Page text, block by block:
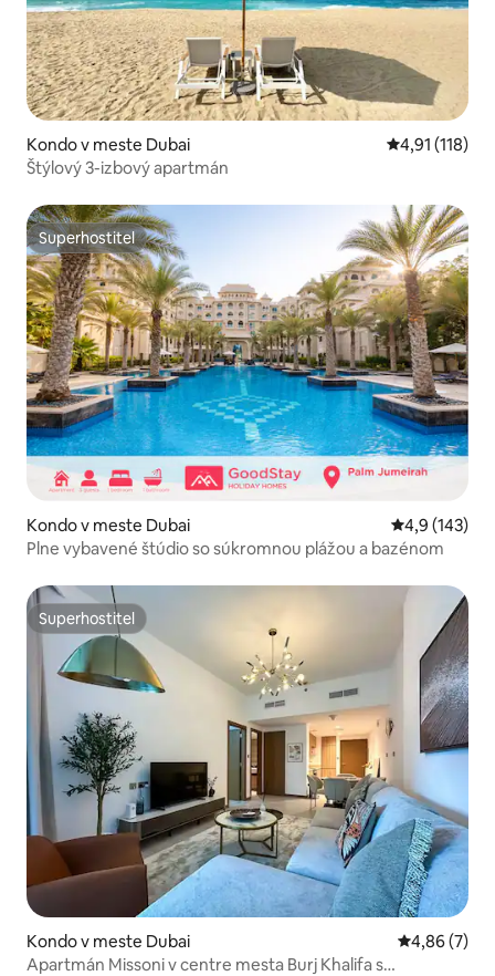
Kondo v meste Dubai Priemerné
4,91 (118)
Štýlový 3-izbový apartmán
Superhostiteľ
Superhostiteľ
Kondo v meste Dubai Priemerné
4,9 (143)
Plne vybavené štúdio so súkromnou plážou a bazénom
Superhostiteľ
Superhostiteľ
Kondo v meste Dubai Priemerné
4,86 (7)
Apartmán Missoni v centre mesta Burj Khalifa s